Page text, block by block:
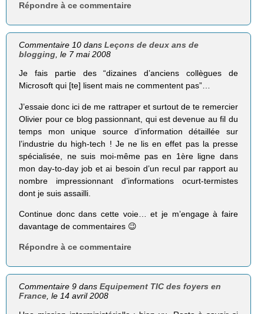
Répondre à ce commentaire
Commentaire 10 dansLeçons de deux ans de
blogging, le 7 mai 2008
Je fais partie des “dizaines d’anciens collègues de
Microsoft qui [te] lisent mais ne commentent pas”…
J’essaie donc ici de me rattraper et surtout de te remercier
Olivier pour ce blog passionnant, qui est devenue au fil du
temps mon unique source d’information détaillée sur
l’industrie du high-tech ! Je ne lis en effet pas la presse
spécialisée, ne suis moi-même pas en 1ère ligne dans
mon day-to-day job et ai besoin d’un recul par rapport au
nombre impressionnant d’informations ocurt-termistes
dont je suis assailli.
Continue donc dans cette voie… et je m’engage à faire
davantage de commentaires 😉
Répondre à ce commentaire
Commentaire 9 dansEquipement TIC des foyers en
France , le 14 avril 2008